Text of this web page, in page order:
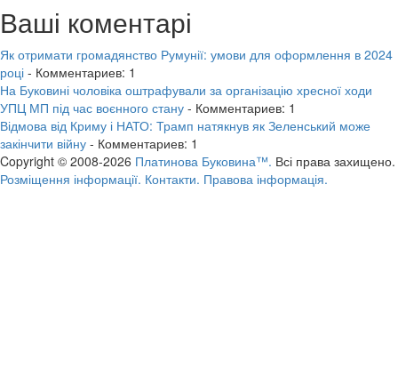
Ваші коментарі
Як отримати громадянство Румунії: умови для оформлення в 2024
році - Комментариев: 1
На Буковині чоловіка оштрафували за організацію хресної ходи
УПЦ МП під час воєнного стану - Комментариев: 1
Відмова від Криму і НАТО: Трамп натякнув як Зеленський може
закінчити війну - Комментариев: 1
Copyright © 2008-2026 Платинова Буковина™. Всі права захищено.
Розміщення інформації. Контакти. Правова інформація.